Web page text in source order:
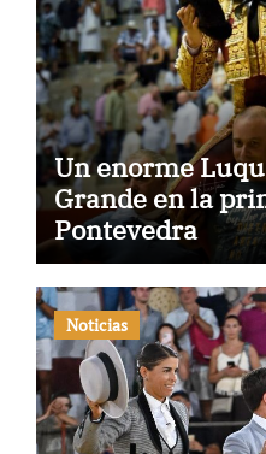
Un enorme
Grande en la
Pontevedra
Noticias